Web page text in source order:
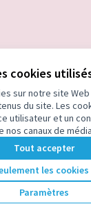
cookies
sur notre site
du site. Les
utilisateur et un
canaux de
Tout accepter
les
Paramètres
à la Maison